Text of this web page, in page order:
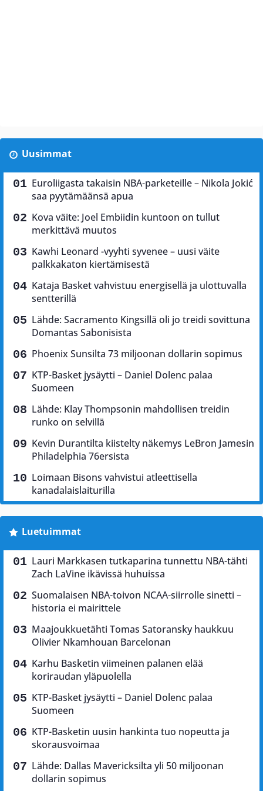
Uusimmat
Euroliigasta takaisin NBA-parketeille – Nikola Jokić
saa pyytämäänsä apua
Kova väite: Joel Embiidin kuntoon on tullut
merkittävä muutos
Kawhi Leonard -vyyhti syvenee – uusi väite
palkkakaton kiertämisestä
Kataja Basket vahvistuu energisellä ja ulottuvalla
sentterillä
Lähde: Sacramento Kingsillä oli jo treidi sovittuna
Domantas Sabonisista
Phoenix Sunsilta 73 miljoonan dollarin sopimus
KTP-Basket jysäytti – Daniel Dolenc palaa
Suomeen
Lähde: Klay Thompsonin mahdollisen treidin
runko on selvillä
Kevin Durantilta kiistelty näkemys LeBron Jamesin
Philadelphia 76ersista
Loimaan Bisons vahvistui atleettisella
kanadalaislaiturilla
Luetuimmat
Lauri Markkasen tutkaparina tunnettu NBA-tähti
Zach LaVine ikävissä huhuissa
Suomalaisen NBA-toivon NCAA-siirrolle sinetti –
historia ei mairittele
Maajoukkuetähti Tomas Satoransky haukkuu
Olivier Nkamhouan Barcelonan
Karhu Basketin viimeinen palanen elää
koriraudan yläpuolella
KTP-Basket jysäytti – Daniel Dolenc palaa
Suomeen
KTP-Basketin uusin hankinta tuo nopeutta ja
skorausvoimaa
Lähde: Dallas Mavericksilta yli 50 miljoonan
dollarin sopimus